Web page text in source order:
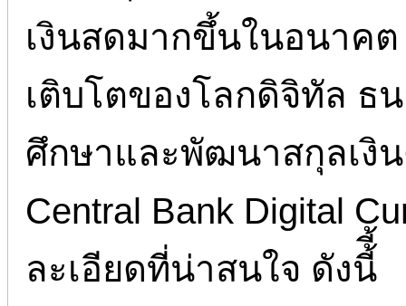
เงินสดมากขึ้นในอนาค
เติบโตของโลกดิจิทัล ธ
ศึกษาและพัฒนาสกุลเงิ
Central Bank Digital
ละเอียดที่น่าสนใจ ดังนี้ี้